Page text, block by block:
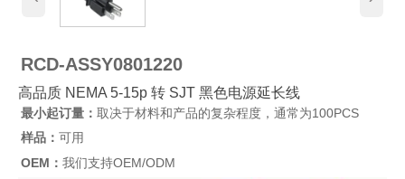
RCD-ASSY0801220
高品质 NEMA 5-15p 转 SJT 黑色电源延长线
最小起订量： 取决于材料和产品的复杂程度，通常为100PCS
样品： 可用
OEM： 我们支持OEM/ODM